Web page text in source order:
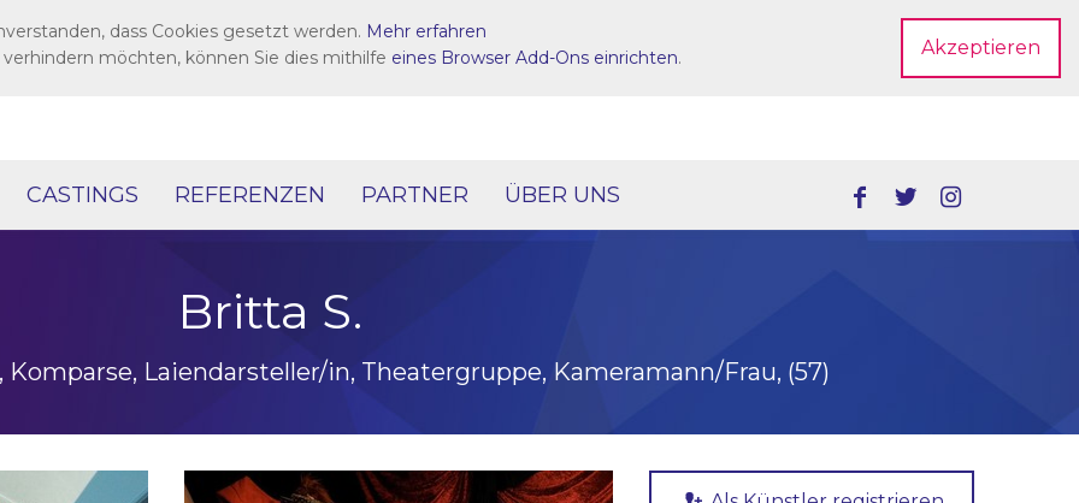
Dein Account
CASTINGS REFERENZEN PARTNER ÜBER UNS
Britta S.
Laiendarsteller/in, Theatergruppe, Kameramann/Frau, (57)
Akzeptieren
dass Cookies gesetzt werden. Mehr erfahren
möchten, können Sie dies mithilfe eines Browser Add-Ons einrichten.